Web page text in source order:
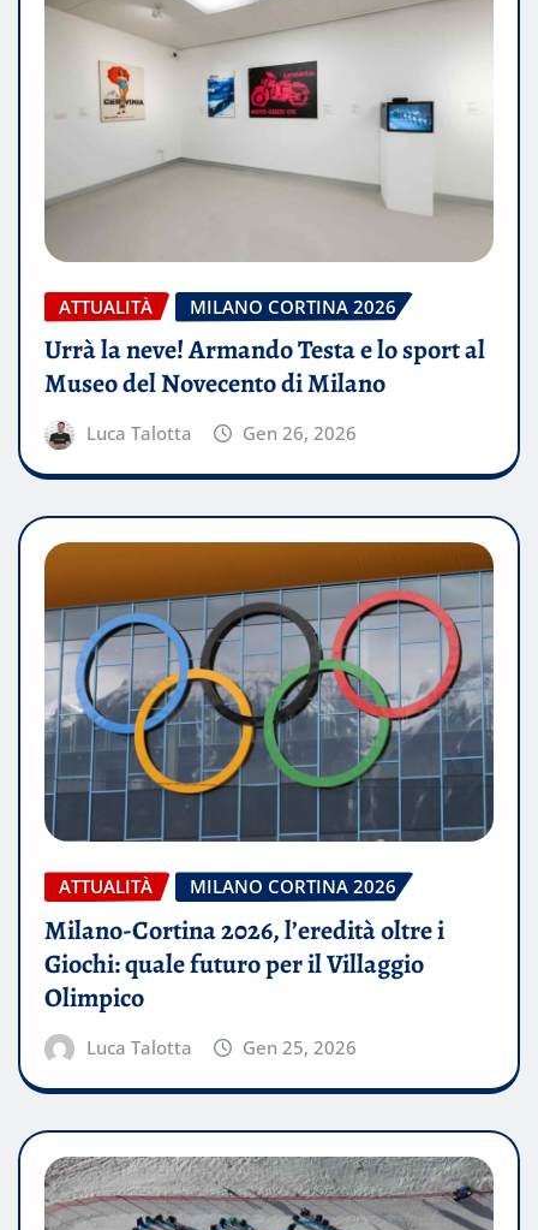
ATTUALITÀ MILANO CORTINA 2026
Urrà la neve! Armando Testa e lo sport al
Museo del Novecento di Milano
Luca Talotta Gen 26, 2026
ATTUALITÀ MILANO CORTINA 2026
Milano-Cortina 2026, l’eredità oltre i
Giochi: quale futuro per il Villaggio
Olimpico
Luca Talotta Gen 25, 2026